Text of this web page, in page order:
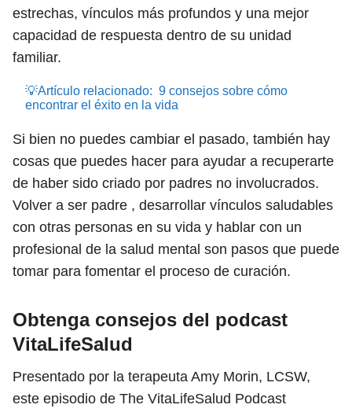
estrechas, vínculos más profundos y una mejor
capacidad de respuesta dentro de su unidad
familiar.
💡Artículo relacionado: 9 consejos sobre cómo
encontrar el éxito en la vida
Si bien no puedes cambiar el pasado, también hay
cosas que puedes hacer para ayudar a recuperarte
de haber sido criado por padres no involucrados.
Volver a ser padre , desarrollar vínculos saludables
con otras personas en su vida y hablar con un
profesional de la salud mental son pasos que puede
tomar para fomentar el proceso de curación.
Obtenga consejos del podcast
VitaLifeSalud
Presentado por la terapeuta Amy Morin, LCSW,
este episodio de The VitaLifeSalud Podcast